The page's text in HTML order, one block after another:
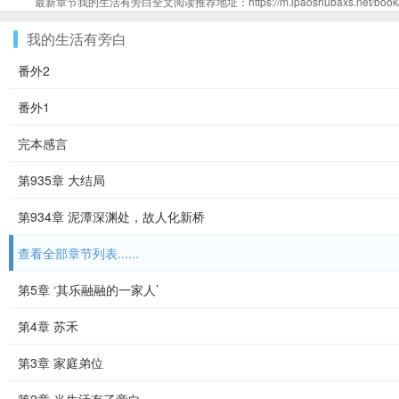
我的生活有旁白
番外2
番外1
完本感言
第935章 大结局
第934章 泥潭深渊处，故人化新桥
查看全部章节列表......
第5章 ‘其乐融融的一家人’
第4章 苏禾
第3章 家庭弟位